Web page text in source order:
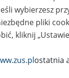
W
wybierzesz
pliki
kliknij
ostatnia